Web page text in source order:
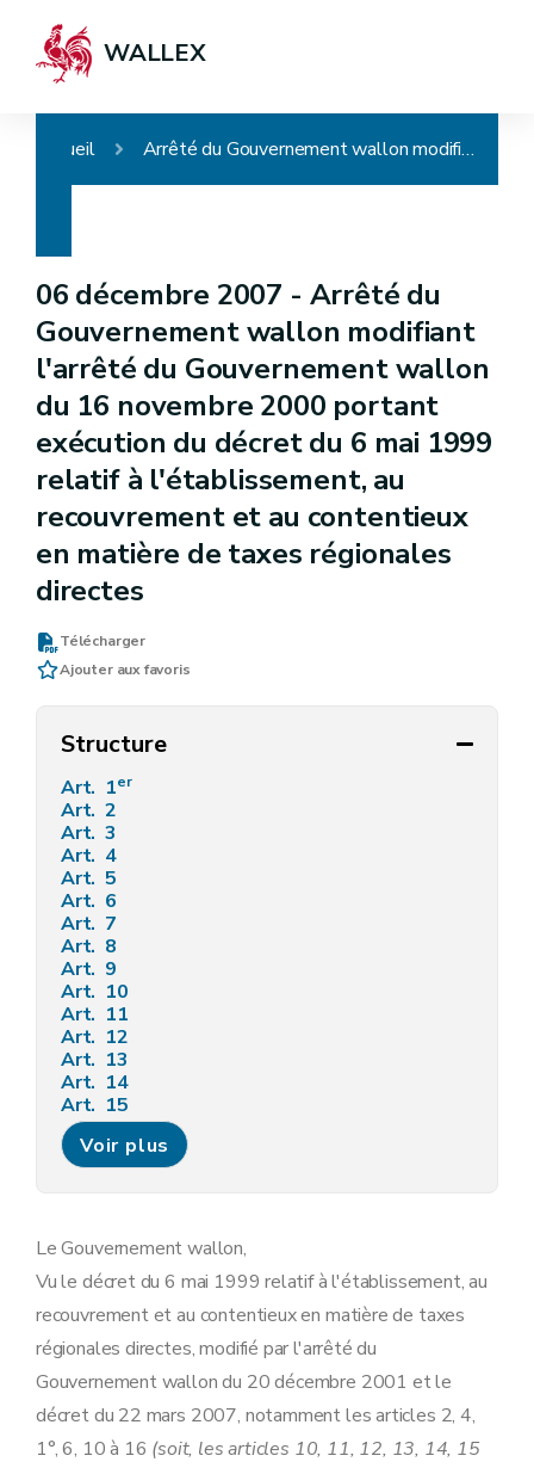
WALLEX
Accueil Arrêté du Gouvernement wallon modifiant l'arrêté du Gouvernement wallon du 16 novembre 2000 portant exécution du décret du 6 mai 1999 relatif à l'établissement, au recouvrement et au contentieux en matière de taxes régionales directes
06 décembre 2007 - Arrêté du
Gouvernement wallon modifiant
l'arrêté du Gouvernement wallon
du 16 novembre 2000 portant
exécution du décret du 6 mai 1999
relatif à l'établissement, au
recouvrement et au contentieux
en matière de taxes régionales
directes
Télécharger
Ajouter aux favoris
Structure
Art. 1er
Art. 2
Art. 3
Art. 4
Art. 5
Art. 6
Art. 7
Art. 8
Art. 9
Art. 10
Art. 11
Art. 12
Art. 13
Art. 14
Art. 15
Art. 16
Art. 17
Voir plus
Le Gouvernement wallon,
Vu le décret du 6 mai 1999 relatif à l'établissement, au
recouvrement et au contentieux en matière de taxes
régionales directes, modifié par l'arrêté du
Gouvernement wallon du 20 décembre 2001 et le
décret du 22 mars 2007, notamment les articles 2, 4,
1°, 6, 10 à 16 (soit, les articles 10, 11, 12, 13, 14, 15